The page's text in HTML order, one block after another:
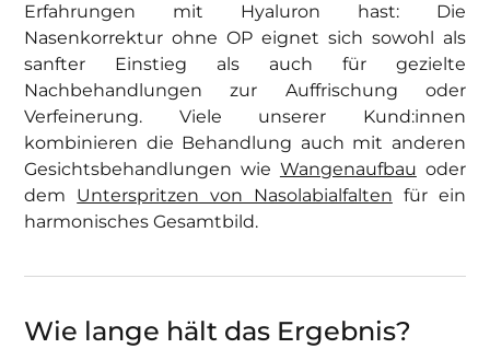
Erfahrungen mit Hyaluron hast: Die
Nasenkorrektur ohne OP eignet sich sowohl als
sanfter Einstieg als auch für gezielte
Nachbehandlungen zur Auffrischung oder
Verfeinerung. Viele unserer Kund:innen
kombinieren die Behandlung auch mit anderen
Gesichtsbehandlungen wie Wangenaufbau oder
dem Unterspritzen von Nasolabialfalten für ein
harmonisches Gesamtbild.
Wie lange hält das Ergebnis?